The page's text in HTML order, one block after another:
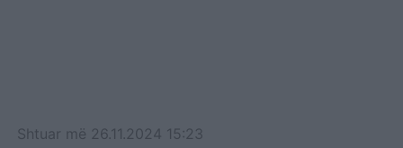
Shtuar më 26.11.2024 15:23